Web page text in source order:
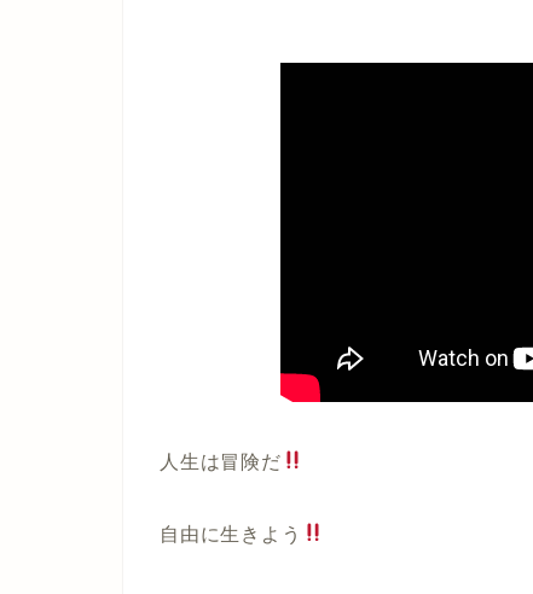
人生は冒険だ
自由に生きよう